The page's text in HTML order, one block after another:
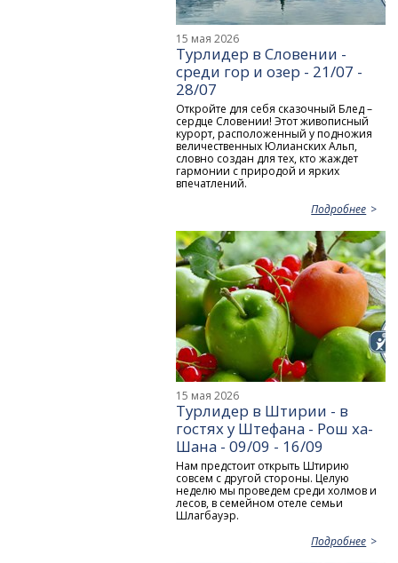
15 мая 2026
Турлидер в Словении -
среди гор и озер - 21/07 -
28/07
Откройте для себя сказочный Блед –
сердце Словении! Этот живописный
курорт, расположенный у подножия
величественных Юлианских Альп,
словно создан для тех, кто жаждет
гармонии с природой и ярких
впечатлений.
Подробнее
15 мая 2026
Турлидер в Штирии - в
гостях у Штефана - Рош ха-
Шана - 09/09 - 16/09
Нам предстоит открыть Штирию
совсем с другой стороны. Целую
неделю мы проведем среди холмов и
лесов, в семейном отеле семьи
Шлагбауэр.
Подробнее